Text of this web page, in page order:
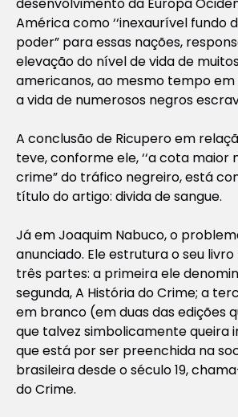
América como ‘‘inexaurível fundo
poder” para essas nações,
elevação do nível de vida de
americanos, ao mesmo tempo
a vida de numerosos negros
A conclusão de Ricupero em
teve, conforme ele, ‘‘a cota maior
crime” do tráfico negreiro, está
título do artigo: divida de sangue.
Já em Joaquim Nabuco, o
anunciado. Ele estrutura o seu
três partes: a primeira ele
segunda, A História do Crime; a
em branco (em duas das edições
que talvez simbolicamente queira
que está por ser preenchida na
brasileira desde o século 19,
do Crime.